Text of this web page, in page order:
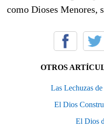
como Dioses Menores,
OTROS
Las Lechuzas
El Dios
El Dios